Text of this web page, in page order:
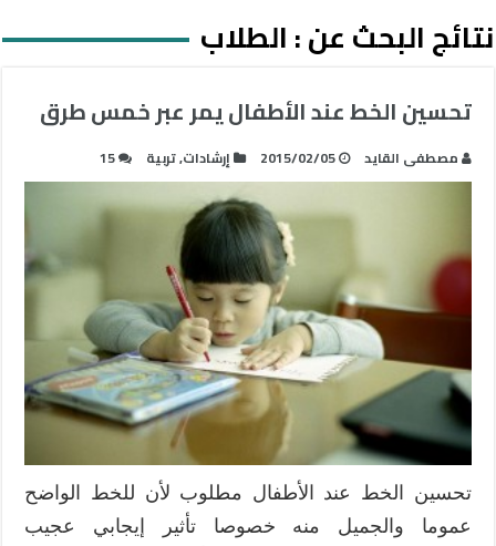
نتائج البحث عن :الطلاب
تحسين الخط عند الأطفال يمر عبر خمس طرق
مصطفى القايد 2015/02/05 إرشادات,تربية 15
تحسين الخط عند الأطفال مطلوب لأن للخط الواضح
عموما والجميل منه خصوصا تأثير إيجابي عجيب